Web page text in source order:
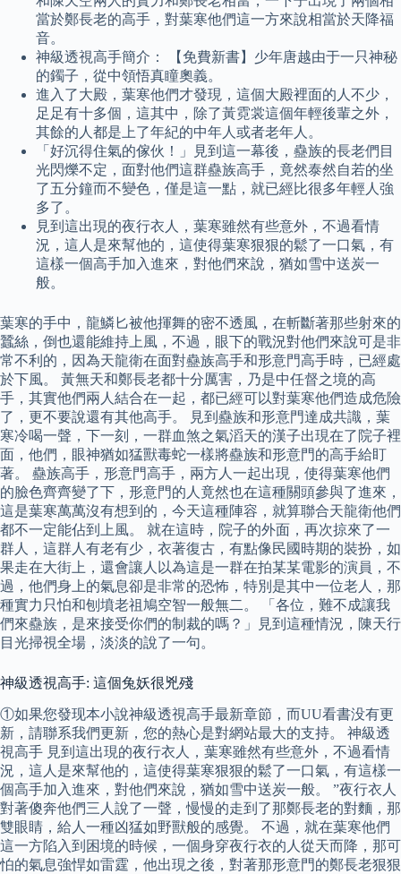
當於鄭長老的高手，對葉寒他們這一方來說相當於天降福
音。
神級透視高手簡介： 【免費新書】少年唐越由于一只神秘
的鐲子，從中領悟真瞳奧義。
進入了大殿，葉寒他們才發現，這個大殿裡面的人不少，
足足有十多個，這其中，除了黃霓裳這個年輕後輩之外，
其餘的人都是上了年紀的中年人或者老年人。
「好沉得住氣的傢伙！」見到這一幕後，蠱族的長老們目
光閃爍不定，面對他們這群蠱族高手，竟然泰然自若的坐
了五分鐘而不變色，僅是這一點，就已經比很多年輕人強
多了。
見到這出現的夜行衣人，葉寒雖然有些意外，不過看情
況，這人是來幫他的，這使得葉寒狠狠的鬆了一口氣，有
這樣一個高手加入進來，對他們來說，猶如雪中送炭一
般。
葉寒的手中，龍鱗匕被他揮舞的密不透風，在斬斷著那些射來的
蠶絲，倒也還能維持上風，不過，眼下的戰況對他們來說可是非
常不利的，因為天龍衛在面對蠱族高手和形意門高手時，已經處
於下風。 黃無天和鄭長老都十分厲害，乃是中任督之境的高
手，其實他們兩人結合在一起，都已經可以對葉寒他們造成危險
了，更不要說還有其他高手。 見到蠱族和形意門達成共識，葉
寒冷喝一聲，下一刻，一群血煞之氣滔天的漢子出現在了院子裡
面，他們，眼神猶如猛獸毒蛇一樣將蠱族和形意門的高手給盯
著。 蠱族高手，形意門高手，兩方人一起出現，使得葉寒他們
的臉色齊齊變了下，形意門的人竟然也在這種關頭參與了進來，
這是葉寒萬萬沒有想到的，今天這種陣容，就算聯合天龍衛他們
都不一定能佔到上風。 就在這時，院子的外面，再次掠來了一
群人，這群人有老有少，衣著復古，有點像民國時期的裝扮，如
果走在大街上，還會讓人以為這是一群在拍某某電影的演員，不
過，他們身上的氣息卻是非常的恐怖，特別是其中一位老人，那
種實力只怕和刨墳老祖鳩空智一般無二。 「各位，難不成讓我
們來蠱族，是來接受你們的制裁的嗎？」見到這種情況，陳天行
目光掃視全場，淡淡的說了一句。
神級透視高手: 這個兔妖很兇殘
①如果您發现本小說神級透視高手最新章節，而UU看書没有更
新，請聯系我們更新，您的熱心是對網站最大的支持。 神級透
視高手 見到這出現的夜行衣人，葉寒雖然有些意外，不過看情
況，這人是來幫他的，這使得葉寒狠狠的鬆了一口氣，有這樣一
個高手加入進來，對他們來說，猶如雪中送炭一般。 ”夜行衣人
對著傻奔他們三人說了一聲，慢慢的走到了那鄭長老的對麵，那
雙眼睛，給人一種凶猛如野獸般的感覺。 不過，就在葉寒他們
這一方陷入到困境的時候，一個身穿夜行衣的人從天而降，那可
怕的氣息強悍如雷霆，他出現之後，對著那形意門的鄭長老狠狠